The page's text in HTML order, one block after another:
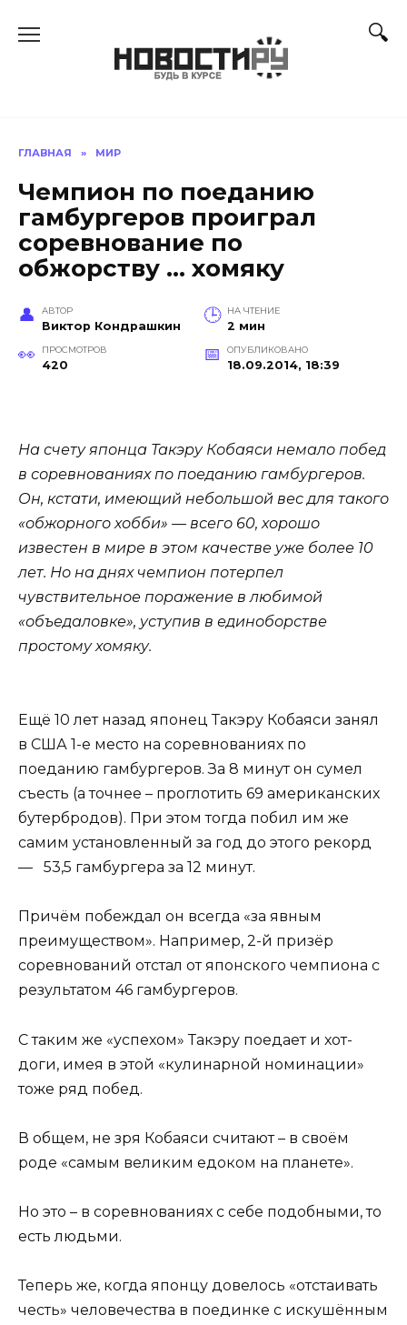
ГЛАВНАЯ » МИР
Чемпион по поеданию
гамбургеров проиграл
соревнование по
обжорству … хомяку
АВТОР
Виктор Кондрашкин
НА ЧТЕНИЕ
2 мин
ПРОСМОТРОВ
420
ОПУБЛИКОВАНО
18.09.2014, 18:39
На счету японца Такэру Кобаяси немало побед
в соревнованиях по поеданию гамбургеров.
Он, кстати, имеющий небольшой вес для такого
«обжорного хобби» — всего 60, хорошо
известен в мире в этом качестве уже более 10
лет. Но на днях чемпион потерпел
чувствительное поражение в любимой
«объедаловке», уступив в единоборстве
простому хомяку.
Ещё 10 лет назад японец Такэру Кобаяси занял
в США 1-е место на соревнованиях по
поеданию гамбургеров. За 8 минут он сумел
съесть (а точнее – проглотить 69 американских
бутербродов). При этом тогда побил им же
самим установленный за год до этого рекорд
— 53,5 гамбургера за 12 минут.
Причём побеждал он всегда «за явным
преимуществом». Например, 2-й призёр
соревнований отстал от японского чемпиона с
результатом 46 гамбургеров.
С таким же «успехом» Такэру поедает и хот-
доги, имея в этой «кулинарной номинации»
тоже ряд побед.
В общем, не зря Кобаяси считают – в своём
роде «самым великим едоком на планете».
Но это – в соревнованиях с себе подобными, то
есть людьми.
Теперь же, когда японцу довелось «отстаивать
честь» человечества в поединке с искушённым